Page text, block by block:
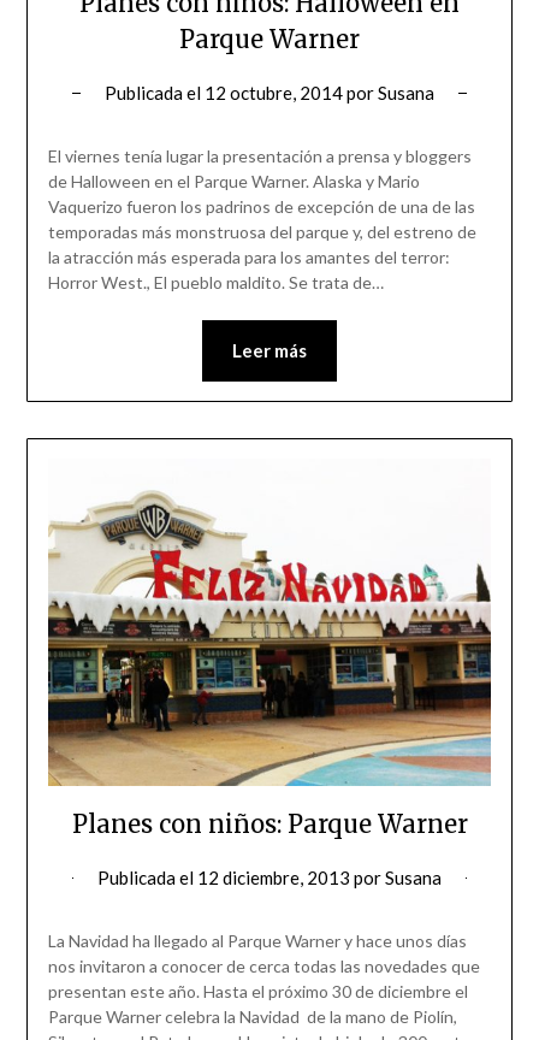
Parque Warner
Publicada el 12 octubre, 2014porSusana
El viernes tenía lugar la presentación a prensa y bloggers
de Halloween en el Parque Warner. Alaska y Mario
Vaquerizo fueron los padrinos de excepción de una de las
temporadas más monstruosa del parque y, del estreno de
la atracción más esperada para los amantes del terror:
Horror West., El pueblo maldito. Se trata de…
Leer más
Planes con niños: Parque Warner
Publicada el 12 diciembre, 2013 porSusana
La Navidad ha llegado al Parque Warner y hace unos días
nos invitaron a conocer de cerca todas las novedades que
presentan este año. Hasta el próximo 30 de diciembre el
Parque Warner celebra la Navidad de la mano de Piolín,